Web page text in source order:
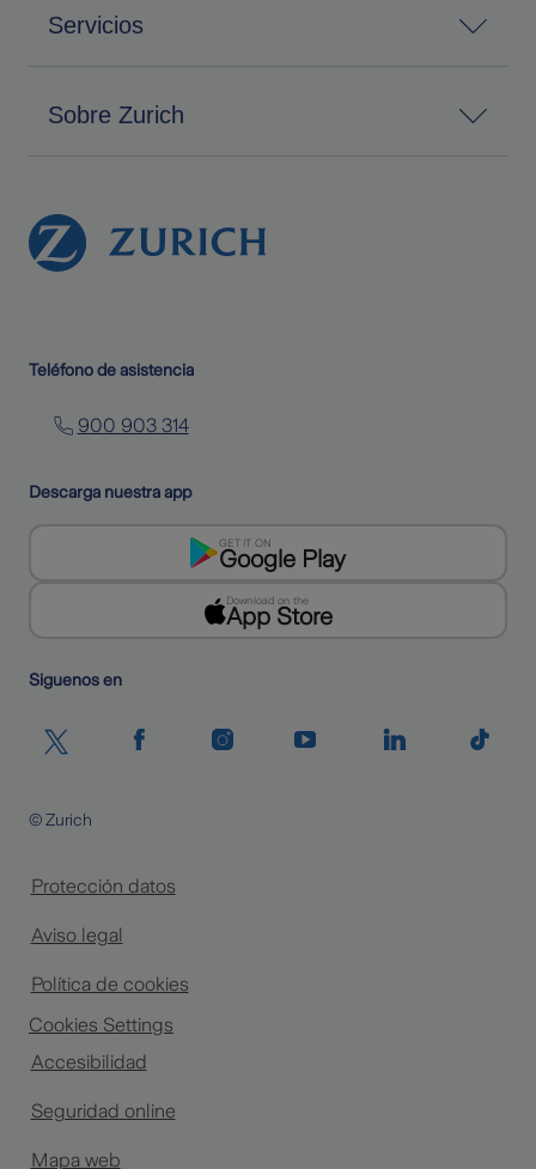
Servicios
Sobre Zurich
Teléfono de asistencia
900 903 314
Descarga nuestra app
GET IT ON
Google Play
Download on the
App Store
Siguenos en
Protección datos
Aviso legal
Política de cookies
Cookies Settings
Accesibilidad
Seguridad online
Mapa web
© Zurich